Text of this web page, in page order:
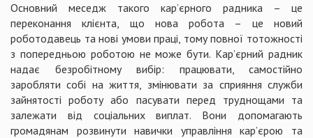
Основний меседж такого кар’єрного радника – це
переконання клієнта, що нова робота – це новий
роботодавець та нові умови праці, тому повної тотожності
з попередньою роботою не може бути. Кар’єрний радник
надає безробітному вибір: працювати, самостійно
заробляти собі на життя, змінювати за сприяння служби
зайнятості роботу або пасувати перед труднощами та
залежати від соціальних виплат. Вони допомагають
громадянам розвинути навички управління кар’єрою та